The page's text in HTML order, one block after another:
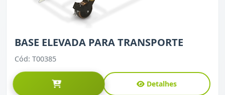
BASE ELEVADA PARA TRANSPORTE
Cód: T00385
Detalhes